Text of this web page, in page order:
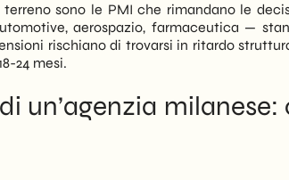
sono le PMI che rimandano le
aerospazio, farmaceutica —
rischiano di trovarsi in ritardo
24 mesi.
un’agenzia